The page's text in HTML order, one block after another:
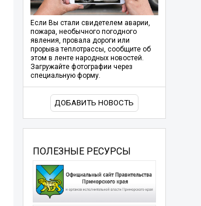
Если Вы стали свидетелем аварии,
пожара, необычного погодного
явления, провала дороги или
прорыва теплотрассы, сообщите об
этом в ленте народных новостей.
Загружайте фотографии через
специальную форму.
ДОБАВИТЬ НОВОСТЬ
ПОЛЕЗНЫЕ РЕСУРСЫ